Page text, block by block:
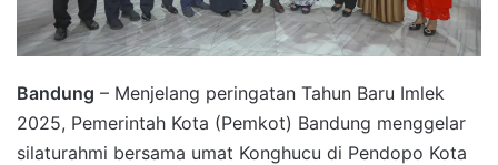
Bandung – Menjelang peringatan Tahun Baru Imlek
2025, Pemerintah Kota (Pemkot) Bandung menggelar
silaturahmi bersama umat Konghucu di Pendopo Kota